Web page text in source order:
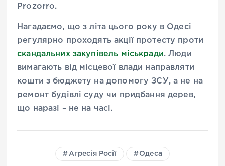
Prozorro.
Нагадаємо, що з літа цього року в Одесі
регулярно проходять акції протесту проти
скандальних закупівель міськради. Люди
вимагають від місцевої влади направляти
кошти з бюджету на допомогу ЗСУ, а не на
ремонт будівлі суду чи придбання дерев,
що наразі – не на часі.
Агресія Росії Одеса